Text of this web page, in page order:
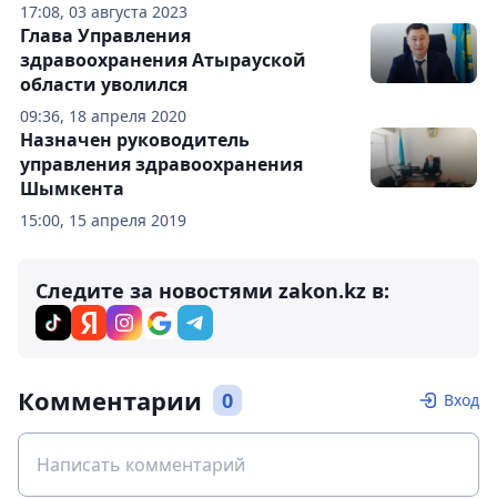
17:08, 03 августа 2023
09:36, 18 апреля 2020
Глава Управления
здравоохранения Атырауской
области уволился
15:00, 15 апреля 2019
Назначен руководитель
управления здравоохранения
Шымкента
Следите за новостями zakon.kz в:
Комментарии 0 Вход